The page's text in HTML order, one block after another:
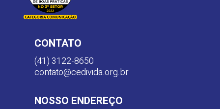
CONTATO
(41) 3122-8650
contato@cedivida.org.br
NOSSO ENDEREÇO